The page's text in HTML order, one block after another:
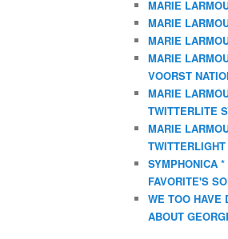
MARIE
MARIE
MARIE
MARIE
VOORST
MARIE
TWITTERLITE
MARIE
SYMPHONICA
FAVORITE'S
WE TOO HAVE
ABOUT